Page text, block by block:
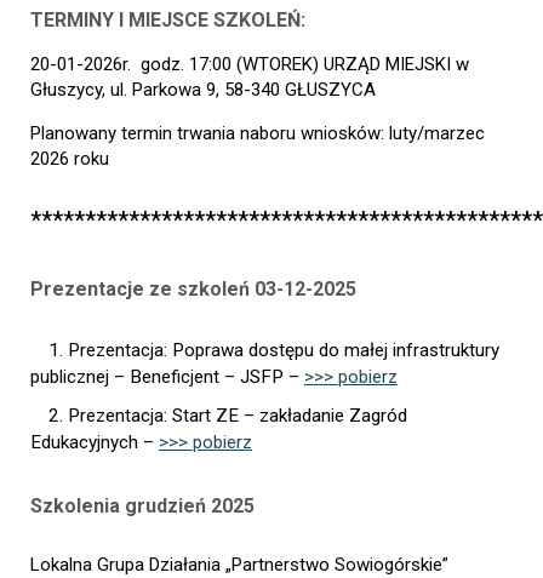
TERMINY I MIEJSCE SZKOLEŃ:
20-01-2026r. godz. 17:00 (WTOREK) URZĄD MIEJSKI w
Głuszycy, ul. Parkowa 9, 58-340 GŁUSZYCA
Planowany termin trwania naboru wniosków: luty/marzec
2026 roku
Prezentacje ze szkoleń 03-12-2025
1. Prezentacja: Poprawa dostępu do małej infrastruktury
publicznej – Beneficjent – JSFP – >>> pobierz
2. Prezentacja: Start ZE – zakładanie Zagród
Edukacyjnych – >>> pobierz
Szkolenia grudzień 2025
Lokalna Grupa Działania „Partnerstwo Sowiogórskie”